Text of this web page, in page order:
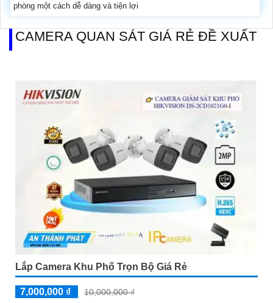
phòng một cách dễ dàng và tiện lợi
CAMERA QUAN SÁT GIÁ RẺ ĐỀ XUẤT
Lắp Camera Khu Phố Trọn Bộ Giá Rẻ
7,000,000 ₫ 10,000,000 ₫